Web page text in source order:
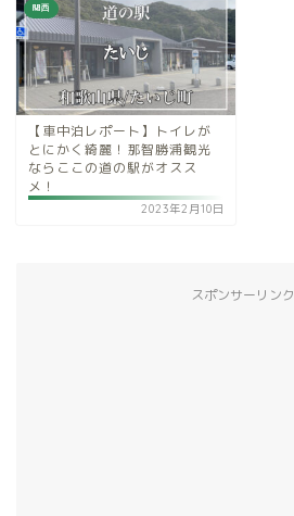
関西
【車中泊レポート】トイレが
とにかく綺麗！那智勝浦観光
ならここの道の駅がオスス
メ！
2023年2月10日
スポンサーリンク